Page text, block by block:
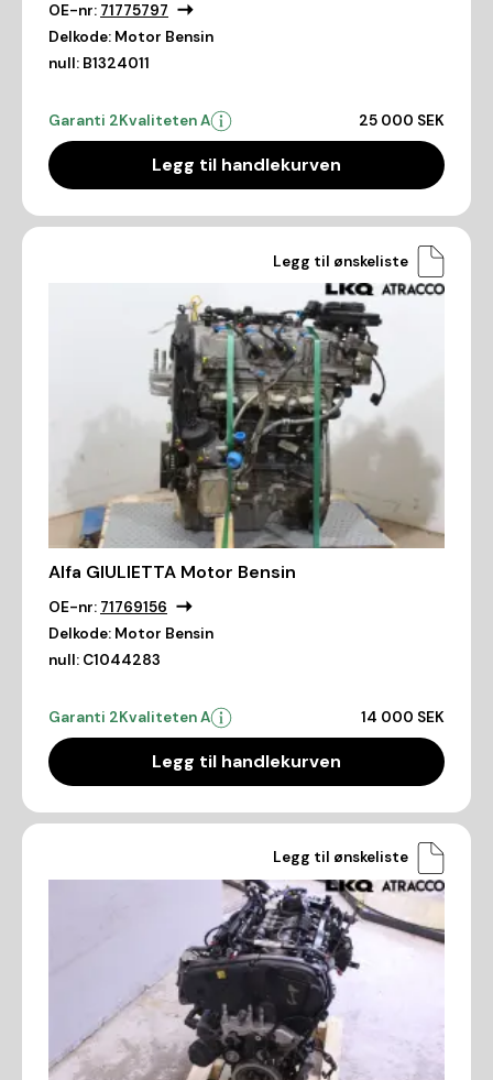
OE-nr: 71775797
Delkode: Motor Bensin
null: B1324011
Garanti 2Kvaliteten A 25 000 SEK
Legg til handlekurven
Legg til ønskeliste
Alfa GIULIETTA Motor Bensin
OE-nr: 71769156
Delkode: Motor Bensin
null: C1044283
Garanti 2Kvaliteten A 14 000 SEK
Legg til handlekurven
Legg til ønskeliste